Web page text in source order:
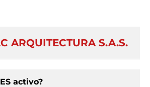
ARQUITECTURA S.A.S.
activo?